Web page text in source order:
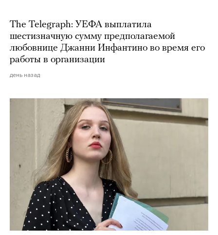
The Telegraph: УЕФА выплатила
шестизначную сумму предполагаемой
любовнице Джанни Инфантино во время его
работы в организации
день назад